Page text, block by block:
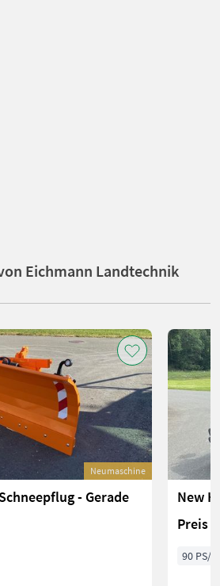
Eichmann Landtechnik
Neumaschine
- Gerade
New
Preis
90 PS/